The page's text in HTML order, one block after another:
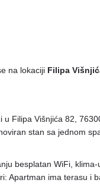
na lokaciji Filipa
u Filipa Višnjića 82,
stan sa jednom
besplatan WiFi,
Apartman ima terasu i